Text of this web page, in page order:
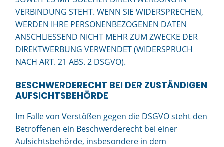
VERBINDUNG STEHT. WENN SIE WIDERSPRECHEN,
WERDEN IHRE PERSONENBEZOGENEN DATEN
ANSCHLIESSEND NICHT MEHR ZUM ZWECKE DER
DIREKTWERBUNG VERWENDET (WIDERSPRUCH
NACH ART. 21 ABS. 2 DSGVO).
BESCHWERDE­RECHT BEI DER ZUSTÄNDIGEN
AUFSICHTS­BEHÖRDE
Im Falle von Verstößen gegen die DSGVO steht den
Betroffenen ein Beschwerderecht bei einer
Aufsichtsbehörde, insbesondere in dem